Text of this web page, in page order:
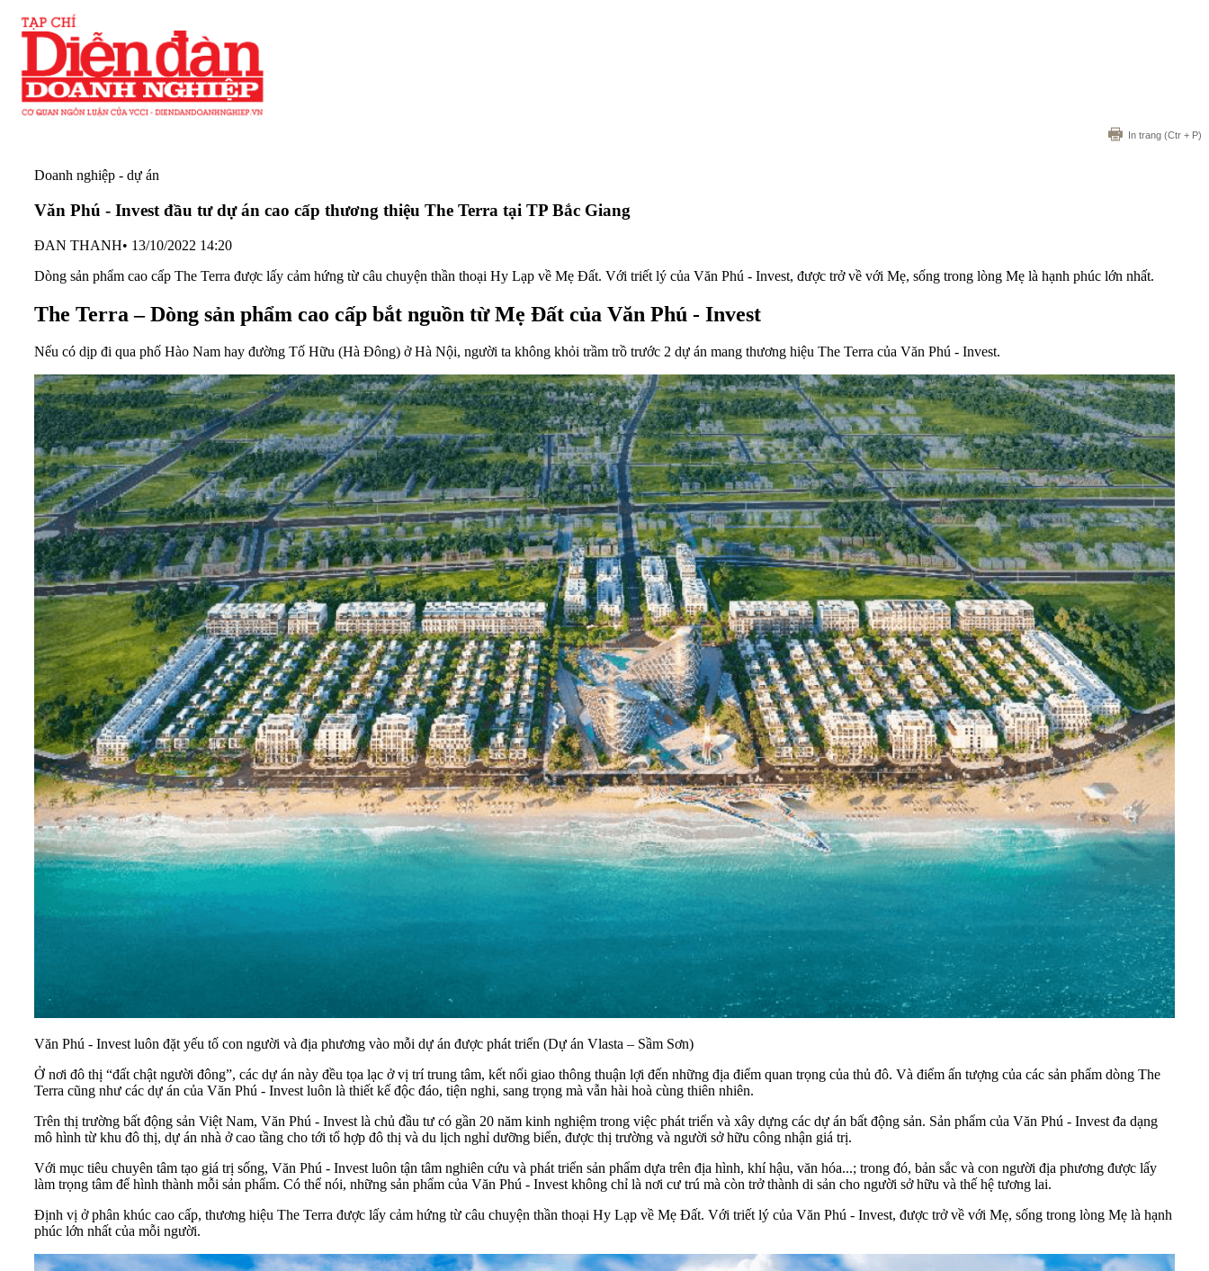
In trang (Ctr + P)
Doanh nghiệp - dự án
Văn Phú - Invest đầu tư dự án cao cấp thương thiệu The Terra tại TP Bắc Giang
ĐAN THANH• 13/10/2022 14:20
Dòng sản phẩm cao cấp The Terra được lấy cảm hứng từ câu chuyện thần thoại Hy Lạp về Mẹ Đất. Với triết lý của Văn Phú - Invest, được trở về với Mẹ, sống trong lòng Mẹ là hạnh phúc lớn nhất.
The Terra – Dòng sản phẩm cao cấp bắt nguồn từ Mẹ Đất của Văn Phú - Invest
Nếu có dịp đi qua phố Hào Nam hay đường Tố Hữu (Hà Đông) ở Hà Nội, người ta không khỏi trầm trồ trước 2 dự án mang thương hiệu The Terra của Văn Phú - Invest.
Văn Phú - Invest luôn đặt yếu tố con người và địa phương vào mỗi dự án được phát triển (Dự án Vlasta – Sầm Sơn)
Ở nơi đô thị “đất chật người đông”, các dự án này đều tọa lạc ở vị trí trung tâm, kết nối giao thông thuận lợi đến những địa điểm quan trọng của thủ đô. Và điểm ấn tượng của các sản phẩm dòng The
Terra cũng như các dự án của Văn Phú - Invest luôn là thiết kế độc đáo, tiện nghi, sang trọng mà vẫn hài hoà cùng thiên nhiên.
Trên thị trường bất động sản Việt Nam, Văn Phú - Invest là chủ đầu tư có gần 20 năm kinh nghiệm trong việc phát triển và xây dựng các dự án bất động sản. Sản phẩm của Văn Phú - Invest đa dạng
mô hình từ khu đô thị, dự án nhà ở cao tầng cho tới tổ hợp đô thị và du lịch nghỉ dưỡng biển, được thị trường và người sở hữu công nhận giá trị.
Với mục tiêu chuyên tâm tạo giá trị sống, Văn Phú - Invest luôn tận tâm nghiên cứu và phát triển sản phẩm dựa trên địa hình, khí hậu, văn hóa...; trong đó, bản sắc và con người địa phương được lấy
làm trọng tâm để hình thành mỗi sản phẩm. Có thể nói, những sản phẩm của Văn Phú - Invest không chỉ là nơi cư trú mà còn trở thành di sản cho người sở hữu và thế hệ tương lai.
Định vị ở phân khúc cao cấp, thương hiệu The Terra được lấy cảm hứng từ câu chuyện thần thoại Hy Lạp về Mẹ Đất. Với triết lý của Văn Phú - Invest, được trở về với Mẹ, sống trong lòng Mẹ là hạnh
phúc lớn nhất của mỗi người.